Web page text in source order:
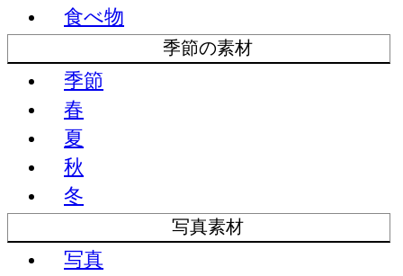
食べ物
季節の素材
季節
春
夏
秋
冬
写真素材
写真